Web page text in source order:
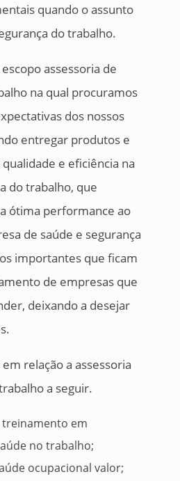
quando o assunto
do trabalho.
assessoria de
na qual procuramos
dos nossos
entregar produtos e
e eficiência na
do trabalho, que
ótima performance ao
de saúde e segurança
importantes que ficam
de empresas que
deixando a desejar
relação a assessoria
a seguir.
treinamento em
no trabalho;
ocupacional valor;